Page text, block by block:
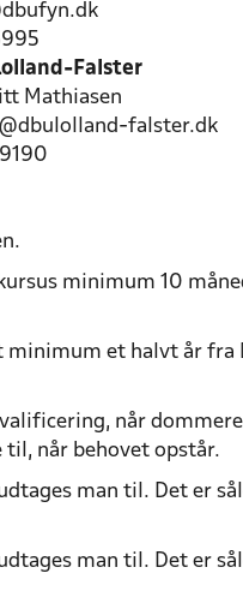
Falster
Mathiasen
falster.dk
minimum 10
minimum et halvt år fra
når
når behovet opstår.
man til. Det er
man til. Det er